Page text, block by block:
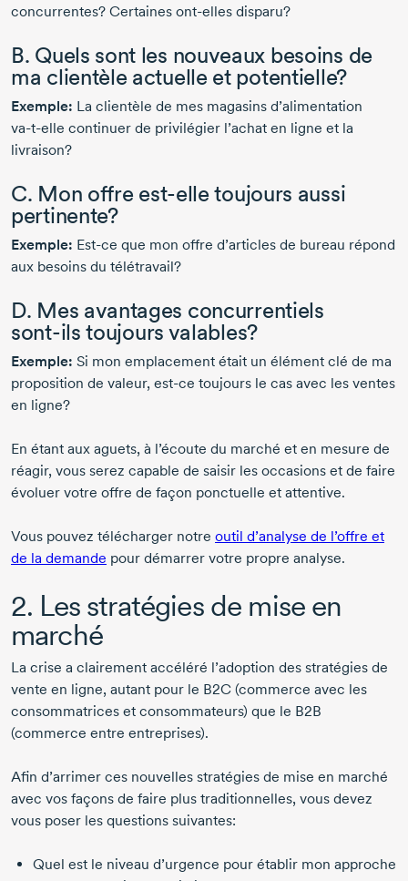
concurrentes? Certaines ont-elles disparu?
B. Quels sont les nouveaux besoins de
ma clientèle actuelle et potentielle?
Exemple: La clientèle de mes magasins d’alimentation
va-t-elle continuer de privilégier l’achat en ligne et la
livraison?
C. Mon offre est-elletoujours aussi
pertinente?
Exemple: Est-ce que mon offre d’articles de bureau répond
aux besoins du télétravail?
D. Mes avantages concurrentiels
sont-ils toujours valables?
Exemple: Si mon emplacement était un élément clé de ma
proposition de valeur, est-ce toujours le cas avec les ventes
en ligne?
En étant aux aguets, à l’écoute du marché et en mesure de
réagir, vous serez capable de saisir les occasions et de faire
évoluer votre offre de façon ponctuelle et attentive.
Vous pouvez télécharger notre outil d’analyse de l’offre et
de la demande pour démarrer votre propre analyse.
2. Les stratégies de mise en
marché
La crise a clairement accéléré l’adoption des stratégies de
vente en ligne, autant pour le B2C (commerce avec les
consommatrices et consommateurs) que le B2B
(commerce entre entreprises).
Afin d’arrimer ces nouvelles stratégies de mise en marché
avec vos façons de faire plus traditionnelles, vous devez
vous poser les questions suivantes:
Quel est le niveau d’urgence pour établir mon approche